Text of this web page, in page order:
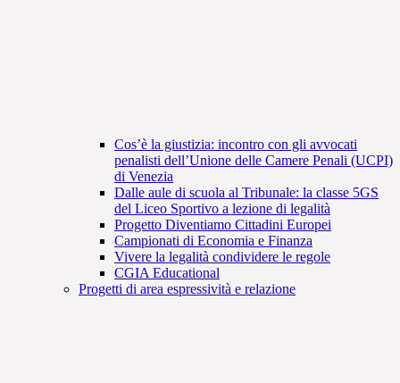
Cos’è la giustizia: incontro con gli avvocati
penalisti dell’Unione delle Camere Penali (UCPI)
di Venezia
Dalle aule di scuola al Tribunale: la classe 5GS
del Liceo Sportivo a lezione di legalità
Progetto Diventiamo Cittadini Europei
Campionati di Economia e Finanza
Vivere la legalità condividere le regole
CGIA Educational
Progetti di area espressività e relazione